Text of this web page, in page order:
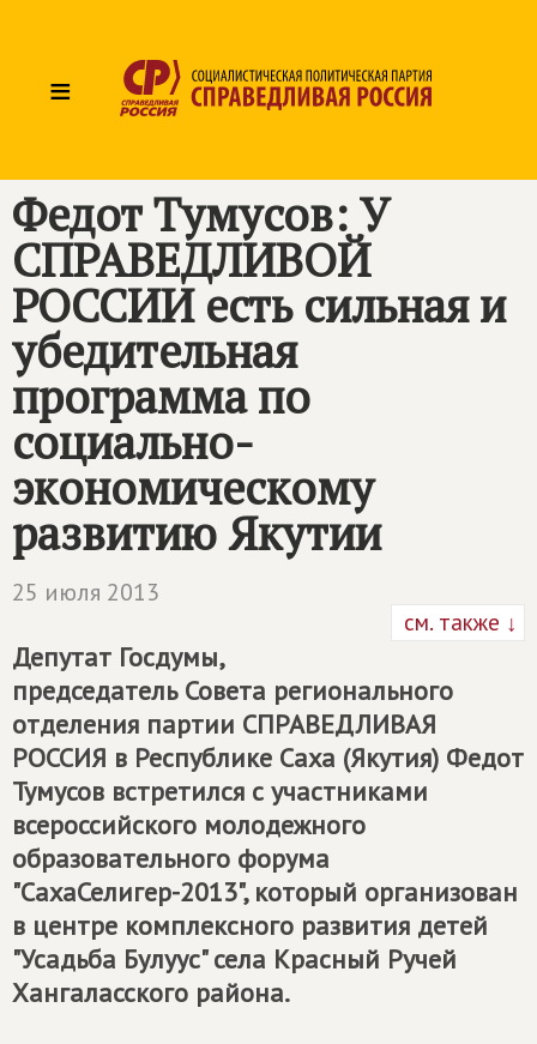
≡
Федот Тумусов: У
СПРАВЕДЛИВОЙ
РОССИИесть сильная и
убедительная
программа по
социально-
экономическому
развитию Якутии
25 июля 2013
см. также ↓
Депутат Госдумы,
председатель Совета регионального
отделения партии СПРАВЕДЛИВАЯ
РОССИЯ в Республике Саха (Якутия) Федот
Тумусов встретился с участниками
всероссийского молодежного
образовательного форума
"СахаСелигер-2013", который организован
в центре комплексного развития детей
"Усадьба Булуус" села Красный Ручей
Хангаласского района.